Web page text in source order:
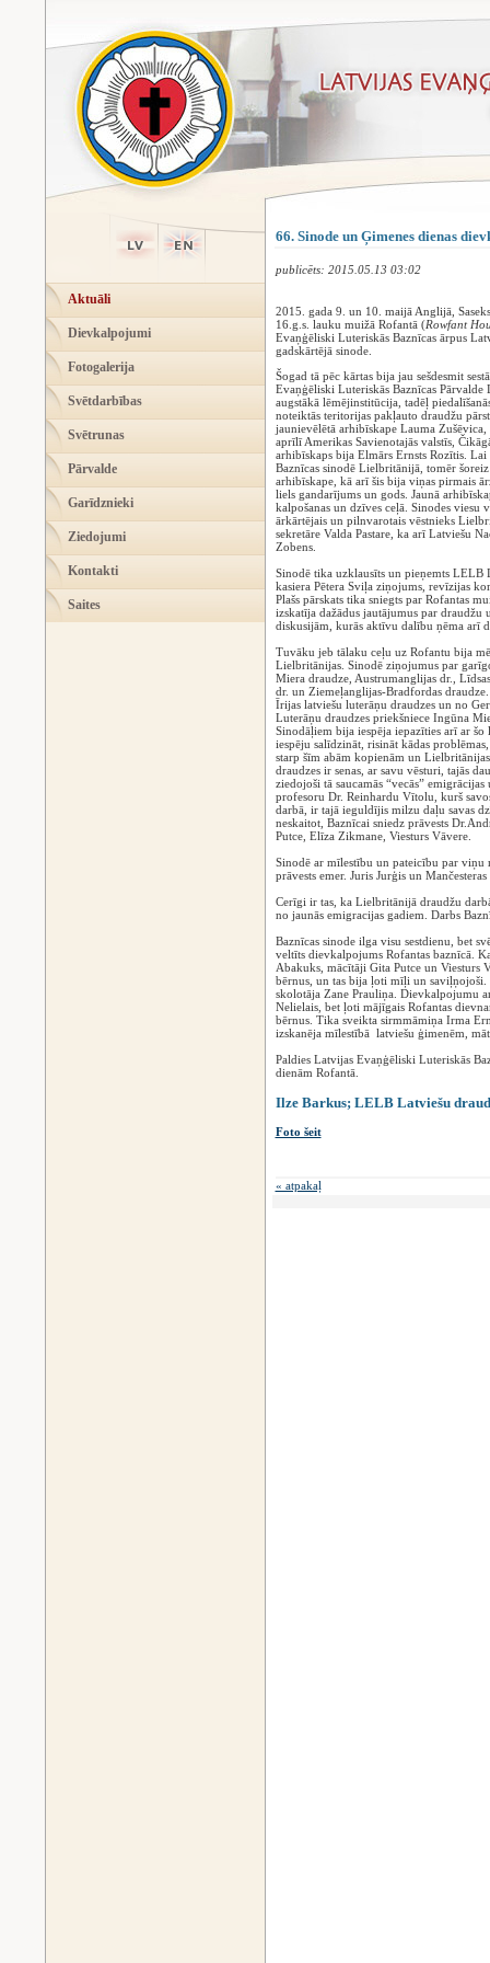
Aktuāli
Dievkalpojumi
Fotogalerija
Svētdarbības
Svētrunas
Pārvalde
Garīdznieki
Ziedojumi
Kontakti
Saites
66. Sinode un Ģimenes dienas
publicēts: 2015.05.13 03:02
2015. gada 9. un 10. maijā Anglijā,
16.g.s. lauku muižā Rofantā (Rowfant
Evaņģēliski Luteriskās Baznīcas ārpus
gadskārtējā sinode.
Šogad tā pēc kārtas bija jau sešdesmit
Evaņģēliski Luteriskās Baznīcas
augstākā lēmējinstitūcija, tadēļ
noteiktās teritorijas pakļauto draudžu
jaunievēlētā arhibīskape Lauma
aprīlī Amerikas Savienotajās valstīs,
arhibīskaps bija Elmārs Ernsts Rozītis.
Baznīcas sinodē Lielbritānijā, tomēr
arhibīskape, kā arī šis bija viņas pirmais
liels gandarījums un gods. Jaunā
kalpošanas un dzīves ceļā. Sinodes viesu
ārkārtējais un pilnvarotais vēstnieks
sekretāre Valda Pastare, ka arī Latviešu
Zobens.
Sinodē tika uzklausīts un pieņemts
kasiera Pētera Sviļa ziņojums, revīzijas
Plašs pārskats tika sniegts par Rofantas
izskatīja dažādus jautājumus par
diskusijām, kurās aktīvu dalību ņēma arī
Tuvāku jeb tālaku ceļu uz Rofantu bija
Lielbritānijas. Sinodē ziņojumus par
Miera draudze, Austrumanglijas dr.,
dr. un Ziemeļanglijas-Bradfordas
Īrijas latviešu luterāņu draudzes un no
Luterāņu draudzes priekšniece Ingūna
Sinodāļiem bija iespēja iepazīties arī ar
iespēju salīdzināt, risināt kādas
starp šīm abām kopienām un
draudzes ir senas, ar savu vēsturi, tajās
ziedojoši tā saucamās “vecās”
profesoru Dr. Reinhardu Vītolu, kurš
darbā, ir tajā ieguldījis milzu daļu savas
neskaitot, Baznīcai sniedz prāvests
Putce, Elīza Zikmane, Viesturs Vāvere.
Sinodē ar mīlestību un pateicību par viņu
prāvests emer. Juris Jurģis un
Cerīgi ir tas, ka Lielbritānijā draudžu
no jaunās emigracijas gadiem. Darbs
Baznīcas sinode ilga visu sestdienu, bet
veltīts dievkalpojums Rofantas baznīcā.
Abakuks, mācītāji Gita Putce un Viesturs
bērnus, un tas bija ļoti mīļi un
skolotāja Zane Prauliņa. Dievkalpojumu
Nelielais, bet ļoti mājīgais Rofantas
bērnus. Tika sveikta sirmmāmiņa Irma
izskanēja mīlestībā latviešu ģimenēm,
Paldies Latvijas Evaņģēliski Luteriskās
dienām Rofantā.
Ilze Barkus; LELB Latviešu
Foto šeit
« atpakaļ